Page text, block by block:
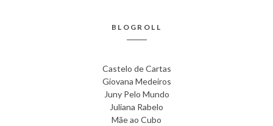
BLOGROLL
Castelo de Cartas
Giovana Medeiros
Juny Pelo Mundo
Juliana Rabelo
Mãe ao Cubo